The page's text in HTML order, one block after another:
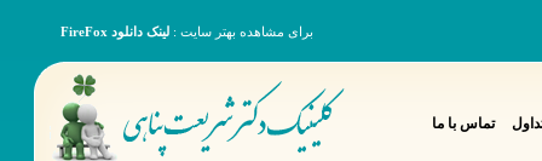
برای مشاهده بهتر سایت : لینک دانلود FireFox
تماس با ما